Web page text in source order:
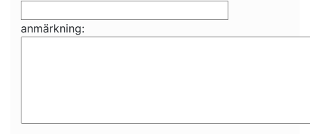
anmärkning: